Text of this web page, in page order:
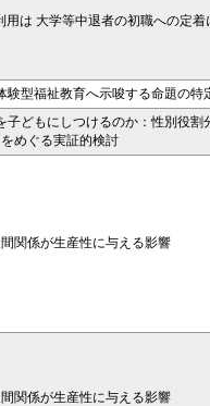
用は 大学等中退者の初職への定着
験型福祉教育へ示唆する命題の特
子どもにしつけるのか：性別役割
をめぐる実証的検討
関係が生産性に与える影響
関係が生産性に与える影響